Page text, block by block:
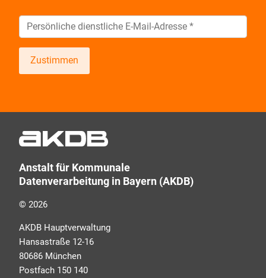
Zustimmen
Umfragen in allen Produktbereichen des AKDB
selbstverständlich kostenlos. Aber auch schnell und
ressourcenschonend, eben ganz zeitgemäß digital.
Dafür benötigen wir Ihre Einwilligung, die Sie jederzeit
Anstalt für Kommunale
Datenverarbeitung in Bayern (AKDB)
© 2026
AKDB Hauptverwaltung
Hansastraße 12-16
80686 München
Postfach 150 140